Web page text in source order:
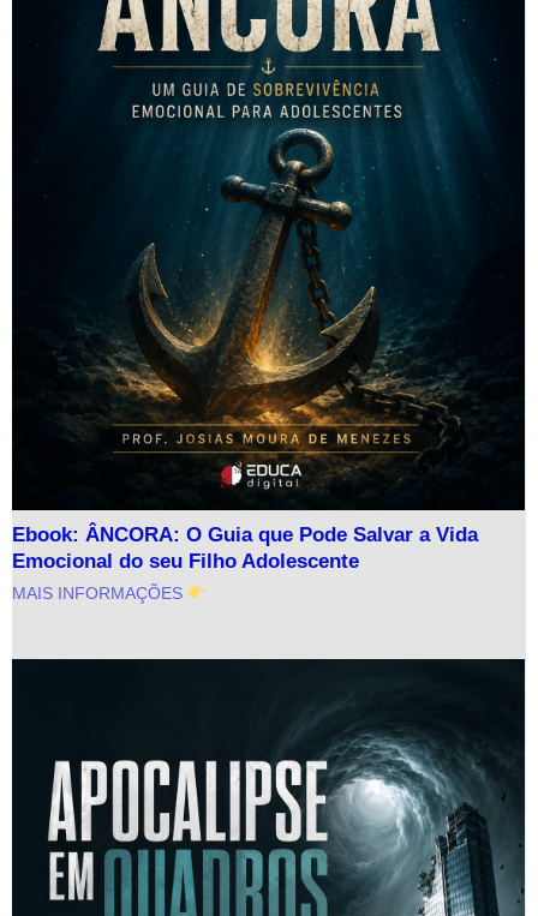
Ebook: ÂNCORA: O Guia que Pode Salvar a Vida
Emocional do seu Filho Adolescente
MAIS INFORMAÇÕES